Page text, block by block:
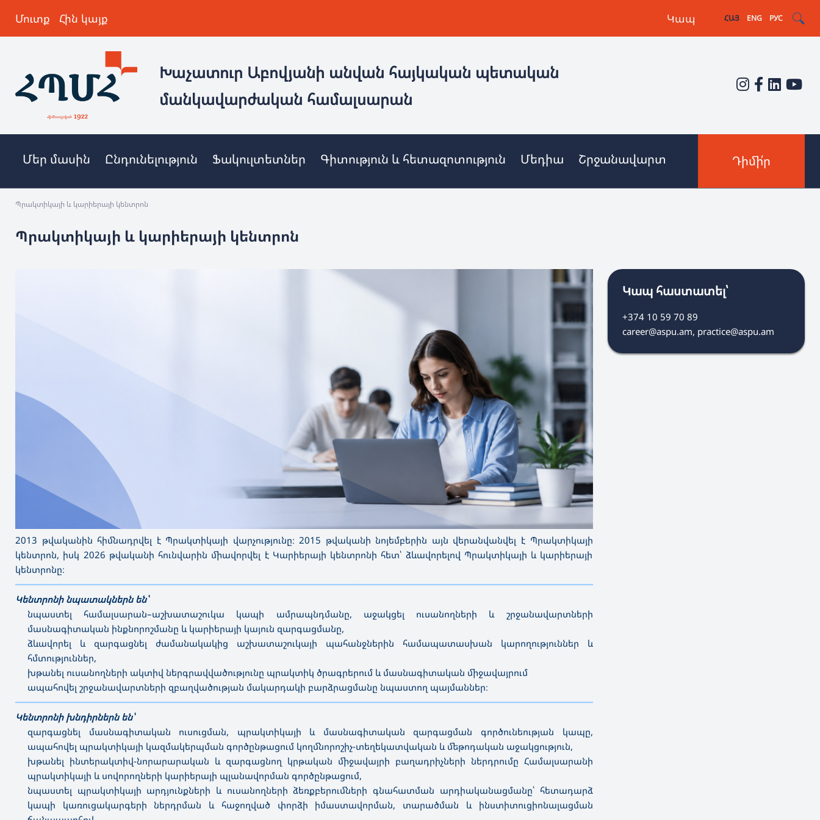
Մուտք Հին կայք Կապ ՀԱՅ ENG РУС
Խաչատուր Աբովյանի անվան հայկական պետական
մանկավարժական համալսարան
Մեր մասին Ընդունելություն Ֆակուլտետներ Գիտություն և հետազոտություն Մեդիա Շրջանավարտ Դիմի՛ր
Պրակտիկայի և կարիերայի կենտրոն
Պրակտիկայի և կարիերայի կենտրոն
2013 թվականին հիմնադրվել է Պրակտիկայի վարչությունը։ 2015 թվականի նոյեմբերին այն վերանվանվել է Պրակտիկայի
կենտրոն, իսկ 2026 թվականի հունվարին միավորվել է Կարիերայի կենտրոնի հետ՝ ձևավորելով Պրակտիկայի և կարիերայի
կենտրոնը։
————————————————————————————————————————————————————————————————————————————————————
Կենտրոնի նպատակներն են՝
նպաստել համալսարան–աշխատաշուկա կապի ամրապնդմանը, աջակցել ուսանողների և շրջանավարտների
մասնագիտական ինքնորոշմանը և կարիերայի կայուն զարգացմանը,
ձևավորել և զարգացնել ժամանակակից աշխատաշուկայի պահանջներին համապատասխան կարողություններ և
հմտություններ,
խթանել ուսանողների ակտիվ ներգրավվածությունը պրակտիկ ծրագրերում և մասնագիտական միջավայրում
ապահովել շրջանավարտների զբաղվածության մակարդակի բարձրացմանը նպաստող պայմաններ։
————————————————————————————————————————————————————————————————————————————————————
Կենտրոնի խնդիրներն են՝
զարգացնել մասնագիտական ուսուցման, պրակտիկայի և մասնագիտական զարգացման գործունեության կապը,
ապահովել պրակտիկայի կազմակերպման գործընթացում կողմնորոշիչ-տեղեկատվական և մեթոդական աջակցություն,
խթանել ինտերակտիվ-նորարարական և զարգացնող կրթական միջավայրի բաղադրիչների ներդրումը Համալսարանի
պրակտիկայի և սովորողների կարիերայի պլանավորման գործընթացում,
նպաստել պրակտիկայի արդյունքների և ուսանողների ձեռքբերումների գնահատման արդիականացմանը՝ հետադարձ
կապի կառուցակարգերի ներդրման և հաջողված փորձի իմաստավորման, տարածման և ինստիտուցիոնալացման
Կապ հաստատել՝
+374 10 59 70 89
career@aspu.am, practice@aspu.am